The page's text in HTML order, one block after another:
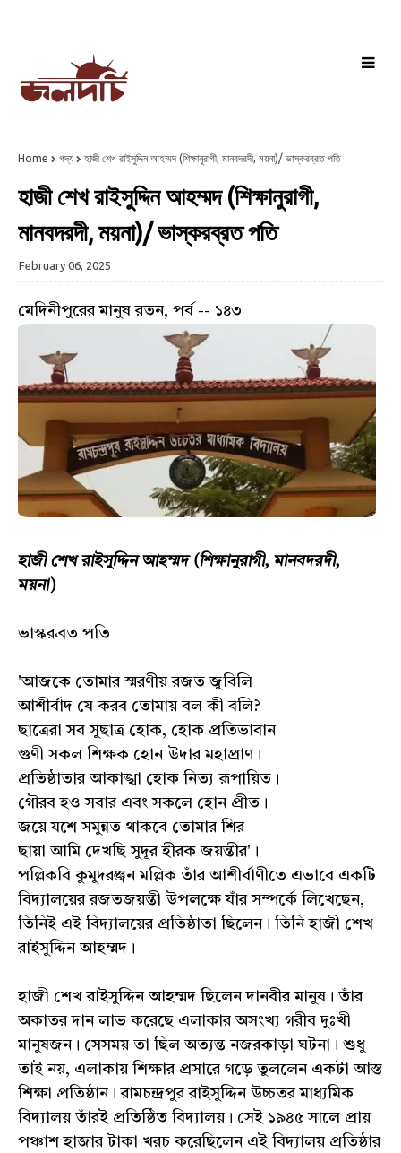
Home গদ্য হাজী শেখ রাইসুদ্দিন আহম্মদ (শিক্ষানুরাগী, মানবদরদী, ময়না)/ ভাস্করব্রত পতি
হাজী শেখ রাইসুদ্দিন আহম্মদ (শিক্ষানুরাগী,
মানবদরদী, ময়না)/ ভাস্করব্রত পতি
February 06, 2025
মেদিনীপুরের মানুষ রতন, পর্ব -- ১৪৩
হাজী শেখ রাইসুদ্দিন আহম্মদ (শিক্ষানুরাগী, মানবদরদী,
ময়না)
ভাস্করব্রত পতি
'আজকে তোমার স্মরণীয় রজত জুবিলি
আশীর্বাদ যে করব তোমায় বল কী বলি?
ছাত্রেরা সব সুছাত্র হোক, হোক প্রতিভাবান
গুণী সকল শিক্ষক হোন উদার মহাপ্রাণ।
প্রতিষ্ঠাতার আকাঙ্খা হোক নিত্য রূপায়িত।
গৌরব হও সবার এবং সকলে হোন প্রীত।
জয়ে যশে সমুন্নত থাকবে তোমার শির
ছায়া আমি দেখছি সুদূর হীরক জয়ন্তীর'।
পল্লিকবি কুমুদরঞ্জন মল্লিক তাঁর আশীর্বাণীতে এভাবে একটি
বিদ্যালয়ের রজতজয়ন্তী উপলক্ষে যাঁর সম্পর্কে লিখেছেন,
তিনিই এই বিদ্যালয়ের প্রতিষ্ঠাতা ছিলেন। তিনি হাজী শেখ
রাইসুদ্দিন আহম্মদ।
হাজী শেখ রাইসুদ্দিন আহম্মদ ছিলেন দানবীর মানুষ। তাঁর
অকাতর দান লাভ করেছে এলাকার অসংখ্য গরীব দুঃখী
মানুষজন। সেসময় তা ছিল অত্যন্ত নজরকাড়া ঘটনা। শুধু
তাই নয়, এলাকায় শিক্ষার প্রসারে গড়ে তুললেন একটা আস্ত
শিক্ষা প্রতিষ্ঠান। রামচন্দ্রপুর রাইসুদ্দিন উচ্চতর মাধ্যমিক
বিদ্যালয় তাঁরই প্রতিষ্ঠিত বিদ্যালয়। সেই ১৯৪৫ সালে প্রায়
পঞ্চাশ হাজার টাকা খরচ করেছিলেন এই বিদ্যালয় প্রতিষ্ঠার